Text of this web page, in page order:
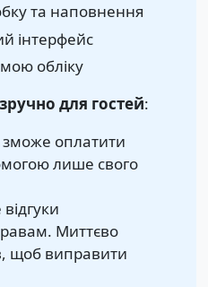
та наповнення
інтерфейс
обліку
для гостей:
оплатити
лише свого
Миттєво
щоб виправити